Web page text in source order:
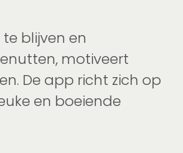
blijven en
motiveert
De app richt zich op
en boeiende